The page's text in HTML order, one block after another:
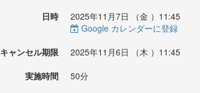
日時
2025年11月7日 （金 ）11:45
Google カレンダーに登録
キャンセル期限
2025年11月6日 （木 ）11:45
実施時間
50分